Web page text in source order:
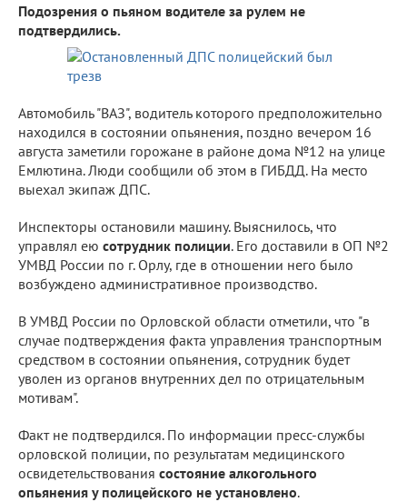
Подозрения о пьяном водителе за рулем не
подтвердились.
Автомобиль "ВАЗ", водитель которого предположительно
находился в состоянии опьянения, поздно вечером 16
августа заметили горожане в районе дома №12 на улице
Емлютина. Люди сообщили об этом в ГИБДД. На место
выехал экипаж ДПС.
Инспекторы остановили машину. Выяснилось, что
управлял ею сотрудник полиции. Его доставили в ОП №2
УМВД России по г. Орлу, где в отношении него было
возбуждено административное производство.
В УМВД России по Орловской области отметили, что "в
случае подтверждения факта управления транспортным
средством в состоянии опьянения, сотрудник будет
уволен из органов внутренних дел по отрицательным
мотивам".
Факт не подтвердился. По информации пресс-службы
орловской полиции, по результатам медицинского
освидетельствования состояние алкогольного
опьянения у полицейского не установлено.